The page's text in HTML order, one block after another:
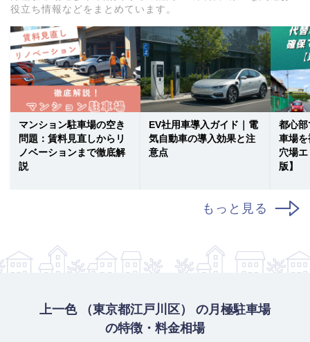
役立ち情報などをまとめています。
マンション駐車場の空き
問題：賃料見直しからリ
ノベーションまで徹底解
説
EV社用車導入ガイド｜電
気自動車の導入効果と注
意点
都心
車場
穴場
版】
もっと見る
上一色 （東京都江戸川区） の月極駐車場
の特徴・料金相場